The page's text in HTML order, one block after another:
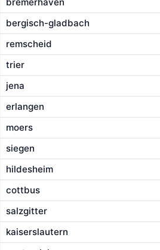
bergisch-gladbach
remscheid
trier
jena
erlangen
moers
siegen
hildesheim
cottbus
salzgitter
kaiserslautern